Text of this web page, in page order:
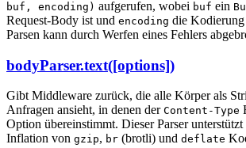
buf, encoding) aufgerufen, wobei buf ein
Request-Body ist und encoding die
Parsen kann durch Werfen eines Fehlers
bodyParser.text([options])
Gibt Middleware zurück, die alle Körper als
Anfragen ansieht, in denen der Content-Type
Option übereinstimmt. Dieser Parser unterstützt
Inflation von gzip, br (brotli) und deflate